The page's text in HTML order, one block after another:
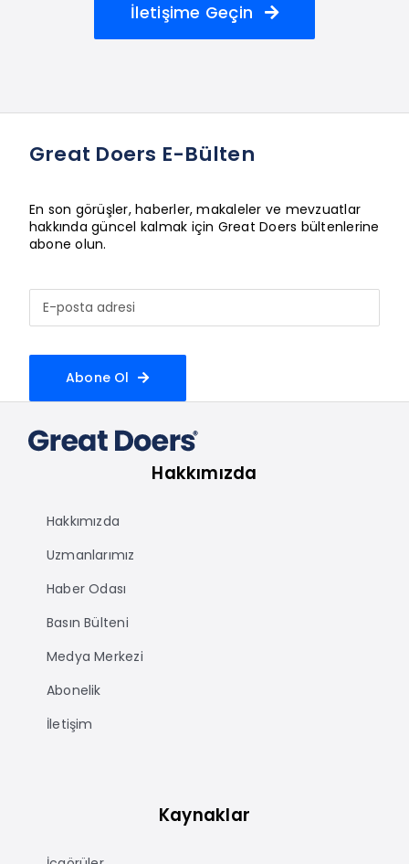
İletişime Geçin
Great Doers E-Bülten
En son görüşler, haberler, makaleler ve mevzuatlar
hakkında güncel kalmak için Great Doers bültenlerine
abone olun.
Abone Ol
Hakkımızda
Hakkımızda
Uzmanlarımız
Haber Odası
Basın Bülteni
Medya Merkezi
Abonelik
İletişim
Kaynaklar